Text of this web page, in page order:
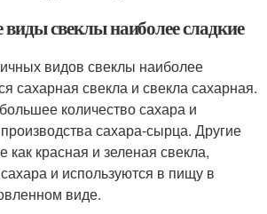
свеклы наиболее сладкие
видов свеклы наиболее
сахарная свекла и свекла сахарная.
количество сахара и
сахара-сырца. Другие
как красная и зеленая свекла,
и используются в пищу в
виде.